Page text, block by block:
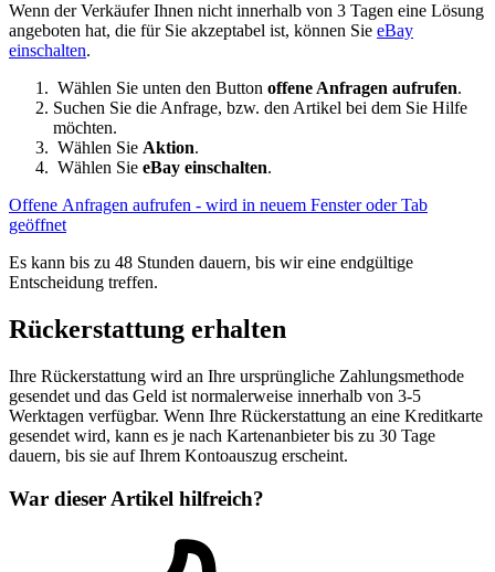
Wenn der Verkäufer Ihnen nicht innerhalb von 3 Tagen eine Lösung
angeboten hat, die für Sie akzeptabel ist, können Sie eBay
einschalten.
Wählen Sie unten den Button offene Anfragen aufrufen.
Suchen Sie die Anfrage, bzw. den Artikel bei dem Sie Hilfe
möchten.
Wählen Sie Aktion.
Wählen Sie eBay einschalten.
Offene Anfragen aufrufen - wird in neuem Fenster oder Tab
geöffnet
Es kann bis zu 48 Stunden dauern, bis wir eine endgültige
Entscheidung treffen.
Rückerstattung erhalten
Ihre Rückerstattung wird an Ihre ursprüngliche Zahlungsmethode
gesendet und das Geld ist normalerweise innerhalb von 3-5
Werktagen verfügbar. Wenn Ihre Rückerstattung an eine Kreditkarte
gesendet wird, kann es je nach Kartenanbieter bis zu 30 Tage
dauern, bis sie auf Ihrem Kontoauszug erscheint.
War dieser Artikel hilfreich?